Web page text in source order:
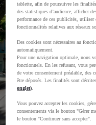
tablette, afin de poursuivre les
des statistiques d’audience, afficher
performance de ces publicités,
fonctionnalités relatives aux réseaux
Des cookies sont nécessaires au
automatiquement.
Pour une navigation optimale, nous
fonctionnels. En les refusant, vous
de votre consentement préalable, des
être déposés. Les finalités sont
onglet)
Vous pouvez accepter les cookies,
consentements via le bouton "Gérer
le bouton "Continuer sans accepter".